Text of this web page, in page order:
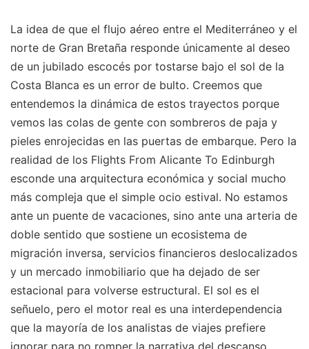
La idea de que el flujo aéreo entre el Mediterráneo y el
norte de Gran Bretaña responde únicamente al deseo
de un jubilado escocés por tostarse bajo el sol de la
Costa Blanca es un error de bulto. Creemos que
entendemos la dinámica de estos trayectos porque
vemos las colas de gente con sombreros de paja y
pieles enrojecidas en las puertas de embarque. Pero la
realidad de los Flights From Alicante To Edinburgh
esconde una arquitectura económica y social mucho
más compleja que el simple ocio estival. No estamos
ante un puente de vacaciones, sino ante una arteria de
doble sentido que sostiene un ecosistema de
migración inversa, servicios financieros deslocalizados
y un mercado inmobiliario que ha dejado de ser
estacional para volverse estructural. El sol es el
señuelo, pero el motor real es una interdependencia
que la mayoría de los analistas de viajes prefiere
ignorar para no romper la narrativa del descanso